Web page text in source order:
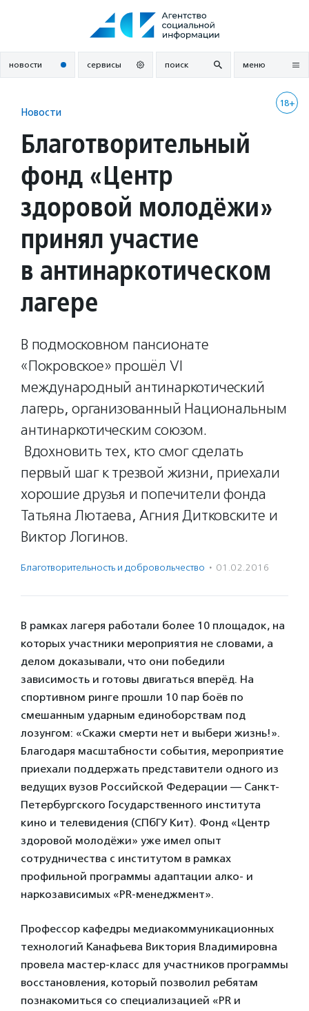
новости сервисы поиск меню
18+
Новости
Благотворительный
фонд «Центр
здоровой молодёжи»
принял участие
в антинаркотическом
лагере
В подмосковном пансионате
«Покровское» прошёл VI
международный антинаркотический
лагерь, организованный Национальным
антинаркотическим союзом.
Вдохновить тех, кто смог сделать
первый шаг к трезвой жизни, приехали
хорошие друзья и попечители фонда
Татьяна Лютаева, Агния Дитковските и
Виктор Логинов.
Благотвори­тель­ность и доброволь­чест­во · 01.02.2016
В рамках лагеря работали более 10 площадок, на
которых участники мероприятия не словами, а
делом доказывали, что они победили
зависимость и готовы двигаться вперёд. На
спортивном ринге прошли 10 пар боёв по
смешанным ударным единоборствам под
лозунгом: «Скажи смерти нет и выбери жизнь!».
Благодаря масштабности события, мероприятие
приехали поддержать представители одного из
ведущих вузов Российской Федерации — Санкт-
Петербургского Государственного института
кино и телевидения (СПбГУ Кит). Фонд «Центр
здоровой молодёжи» уже имел опыт
сотрудничества с институтом в рамках
профильной программы адаптации алко- и
наркозависимых «PR-менеджмент».
Профессор кафедры медиакоммуникационных
технологий Канафьева Виктория Владимировна
провела мастер-класс для участников программы
восстановления, который позволил ребятам
познакомиться со специализацией «PR и